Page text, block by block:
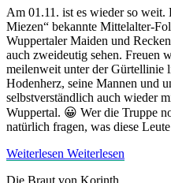
Am 01.11. ist es wieder so weit.
Miezen“ bekannte Mittelalter-
Wuppertaler Maiden und
auch zweideutig sehen. Freuen
meilenweit unter der Gürtellinie
Hodenherz, seine Mannen und
selbstverständlich auch wieder
Wuppertal. 😀 Wer die Truppe
natürlich fragen, was diese
Weiterlesen Weiterlesen